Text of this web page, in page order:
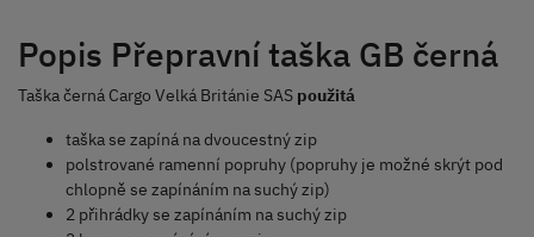
Popis Přepravní taška GB černá
Taška černá Cargo Velká Británie SAS použitá
taška se zapíná na dvoucestný zip
polstrované ramenní popruhy (popruhy je možné skrýt pod
chlopně se zapínáním na suchý zip)
2 přihrádky se zapínáním na suchý zip